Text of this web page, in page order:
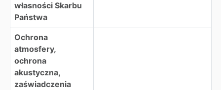
własności Skarbu
Państwa
Ochrona
atmosfery,
ochrona
akustyczna,
zaświadczenia